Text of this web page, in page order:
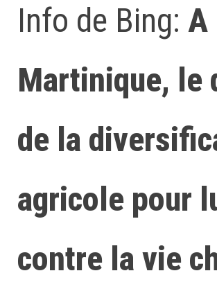
Info de Bing: A
Martinique, le
de la
agricole pour
contre la vie